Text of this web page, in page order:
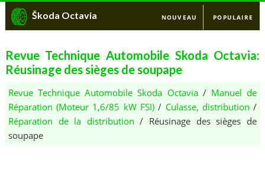
Škoda Octavia NOUVEAU POPULAIRE
Revue Technique Automobile Skoda Octavia:
Réusinage des sièges de soupape
Revue Technique Automobile Skoda Octavia/ Manuel de
Réparation (Moteur 1,6/85 kW FSI) / Culasse, distribution /
Réparation de la distribution / Réusinage des sièges de
soupape